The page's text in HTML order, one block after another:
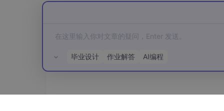
毕业设计 作业解答 AI编程